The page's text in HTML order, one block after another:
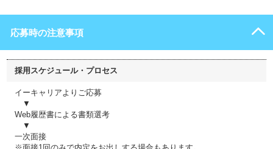
応募時の注意事項
採用スケジュール・プロセス
イーキャリアよりご応募
▼
Web履歴書による書類選考
▼
一次面接